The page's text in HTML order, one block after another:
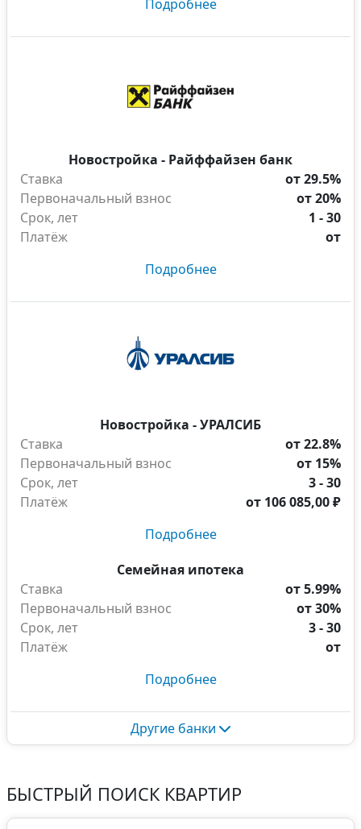
Подробнее
Новостройка - Райффайзен банк
Ставка
от 29.5%
Первоначальный взнос
от 20%
Срок, лет
1 - 30
Платёж
от
Подробнее
Новостройка - УРАЛСИБ
Ставка
от 22.8%
Первоначальный взнос
от 15%
Срок, лет
3 - 30
Платёж
от 106 085,00 ₽
Подробнее
Семейная ипотека
Ставка
от 5.99%
Первоначальный взнос
от 30%
Срок, лет
3 - 30
Платёж
от
Подробнее
Другие банки
БЫСТРЫЙ ПОИСК КВАРТИР